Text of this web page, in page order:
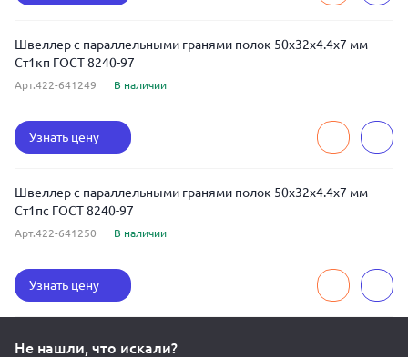
Швеллер с параллельными гранями полок 50x32x4.4x7 мм
Ст1кп ГОСТ 8240-97
Арт.422-641249 В наличии
Узнать цену
Швеллер с параллельными гранями полок 50x32x4.4x7 мм
Ст1пс ГОСТ 8240-97
Арт.422-641250 В наличии
Узнать цену
Не нашли, что искали?